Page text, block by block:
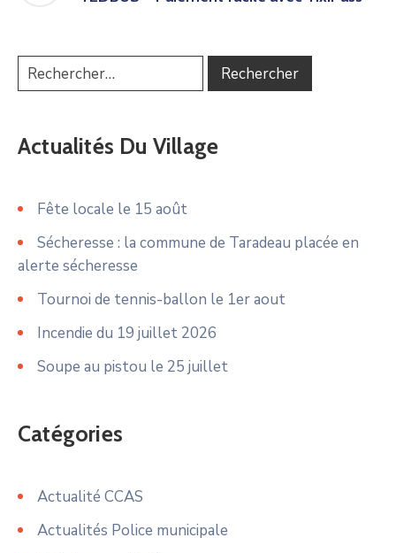
Actualités Du Village
Fête locale le 15 août
Sécheresse : la commune de Taradeau placée en
alerte sécheresse
Tournoi de tennis-ballon le 1er aout
Incendie du 19 juillet 2026
Soupe au pistou le 25 juillet
Catégories
Actualité CCAS
Actualités Police municipale